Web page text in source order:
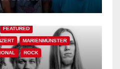
FEATURED
MARIENMÜNSTER
ROCK